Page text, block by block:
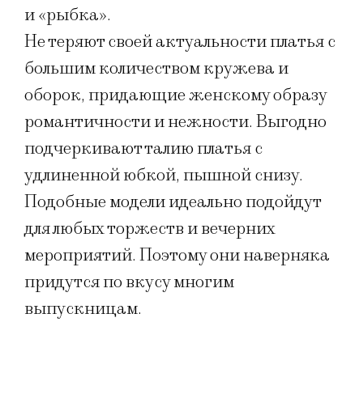
и «рыбка».
Не теряют своей актуальности платья с
большим количеством кружева и
оборок, придающие женскому образу
романтичности и нежности. Выгодно
подчеркивают талию платья с
удлиненной юбкой, пышной снизу.
Подобные модели идеально подойдут
для любых торжеств и вечерних
мероприятий. Поэтому они наверняка
придутся по вкусу многим
выпускницам.